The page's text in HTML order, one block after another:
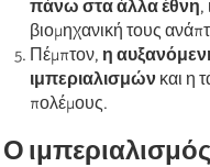
πάνω στα άλλα έθνη,
βιομηχανική τους
Πέμπτον, η
ιμπεριαλισμών και η
πολέμους.
Ο